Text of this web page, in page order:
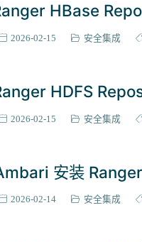
HBase
2026-02-15 安全集成
HDFS
2026-02-15 安全集成
安装
2026-02-14 安全集成